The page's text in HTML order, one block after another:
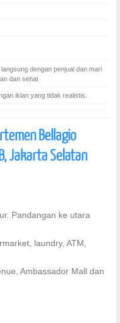
dengan penjual dan mari
dan sehat
iklan yang tidak realistis.
Bellagio
Jakarta Selatan
Pandangan ke utara
laundry, ATM,
Ambassador Mall dan